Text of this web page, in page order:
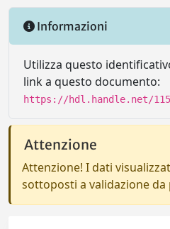
Informazioni
Utilizza questo
link a questo documento:
https://hdl.handle.net/
Attenzione
Attenzione! I dati
sottoposti a validazione